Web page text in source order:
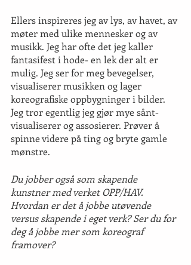
Ellers inspireres jeg av lys, av havet, av
møter med ulike mennesker og av
musikk. Jeg har ofte det jeg kaller
fantasifest i hode- en lek der alt er
mulig. Jeg ser for meg bevegelser,
visualiserer musikken og lager
koreografiske oppbygninger i bilder.
Jeg tror egentlig jeg gjør mye sånt-
visualiserer og assosierer. Prøver å
spinne videre på ting og bryte gamle
mønstre.
Du jobber også som skapende
kunstner med verket OPP/HAV.
Hvordan er det å jobbe utøvende
versus skapende i eget verk? Ser du for
deg å jobbe mer som koreograf
framover?